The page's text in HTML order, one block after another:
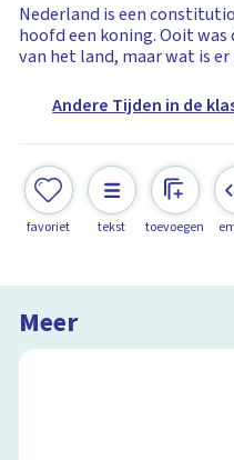
Nederland is een
hoofd een koning. Ooit
van het land, maar wat is
Andere Tijden in de
favoriet tekst toevoegen
Meer